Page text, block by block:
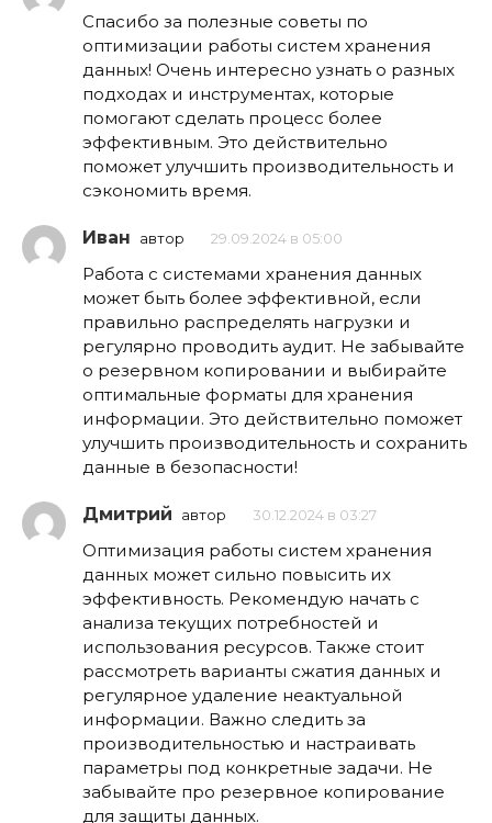
Спасибо за полезные советы по
оптимизации работы систем хранения
данных! Очень интересно узнать о разных
подходах и инструментах, которые
помогают сделать процесс более
эффективным. Это действительно
поможет улучшить производительность и
сэкономить время.
Иван автор 29.09.2024 в 05:00
Работа с системами хранения данных
может быть более эффективной, если
правильно распределять нагрузки и
регулярно проводить аудит. Не забывайте
о резервном копировании и выбирайте
оптимальные форматы для хранения
информации. Это действительно поможет
улучшить производительность и сохранить
данные в безопасности!
Дмитрий автор 30.12.2024 в 03:27
Оптимизация работы систем хранения
данных может сильно повысить их
эффективность. Рекомендую начать с
анализа текущих потребностей и
использования ресурсов. Также стоит
рассмотреть варианты сжатия данных и
регулярное удаление неактуальной
информации. Важно следить за
производительностью и настраивать
параметры под конкретные задачи. Не
забывайте про резервное копирование
для защиты данных.